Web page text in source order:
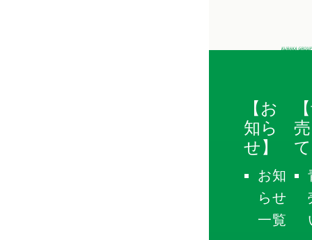
【お
知ら
せ】
お知
らせ
一覧